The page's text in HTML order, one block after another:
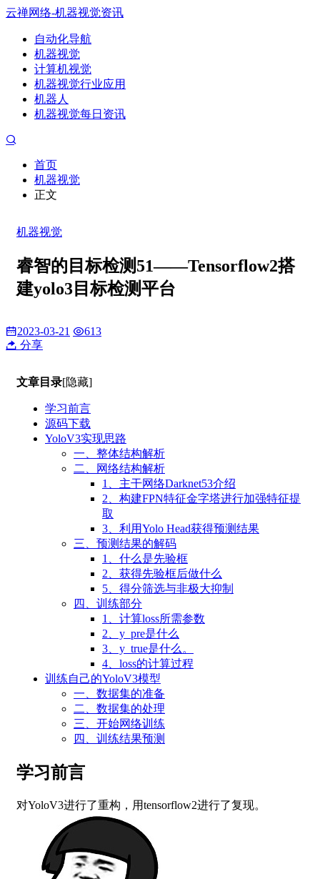
云禅网络-机器视觉资讯
自动化导航
机器视觉
计算机视觉
机器视觉行业应用
机器人
机器视觉每日资讯
首页
机器视觉
正文
机器视觉
睿智的目标检测51——Tensorflow2搭
建yolo3目标检测平台
2023-03-21
613
分享
文章目录[隐藏]
学习前言
源码下载
YoloV3实现思路
一、整体结构解析
二、网络结构解析
1、主干网络Darknet53介绍
2、构建FPN特征金字塔进行加强特征提
取
3、利用Yolo Head获得预测结果
三、预测结果的解码
1、什么是先验框
2、获得先验框后做什么
5、得分筛选与非极大抑制
四、训练部分
1、计算loss所需参数
2、y_pre是什么
3、y_true是什么。
4、loss的计算过程
训练自己的YoloV3模型
一、数据集的准备
二、数据集的处理
三、开始网络训练
四、训练结果预测
学习前言
对YoloV3进行了重构，用tensorflow2进行了复现。